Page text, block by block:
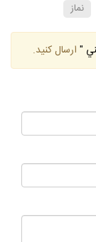
نماز
" ارسال كنيد.